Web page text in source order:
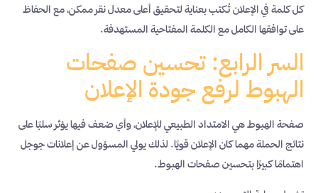
كل كلمة في الإعلان تُكتب بعناية لتحقيق أعلى معدل نقر ممكن، مع الحفاظ
على توافقها الكامل مع الكلمة المفتاحية المستهدفة.
السر الرابع: تحسين صفحات
الهبوط لرفع جودة الإعلان
صفحة الهبوط هي الامتداد الطبيعي للإعلان، وأي ضعف فيها يؤثر سلبًا على
نتائج الحملة مهما كان الإعلان قويًا. لذلك يولي المسؤول عن إعلانات جوجل
اهتمامًا كبيرًا بتحسين صفحات الهبوط.